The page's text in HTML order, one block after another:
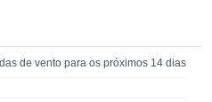
de vento para os próximos 14 dias